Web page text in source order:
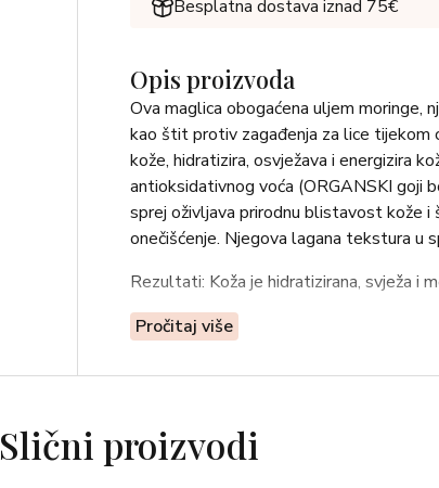
Besplatna dostava iznad 75€
Opis proizvoda
Ova maglica obogaćena uljem moringe,
kao štit protiv zagađenja za lice tijekom
kože, hidratizira, osvježava i energizira
antioksidativnog voća (ORGANSKI goji
sprej oživljava prirodnu blistavost kože
onečišćenje. Njegova lagana tekstura u
Rezultati: Koža je hidratizirana, svježa i
Njegov plus: prijenosno pakiranje bez
Voćni miris s notama dinje, breskve i
Pročitaj više
Slični proizvodi